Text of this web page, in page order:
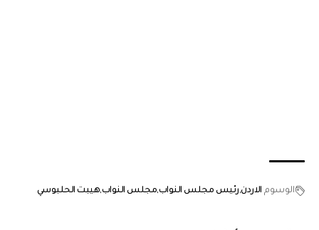
الوسوم الاردن رئيس مجلس النوابمجلس النوابهيبت الحلبوسي